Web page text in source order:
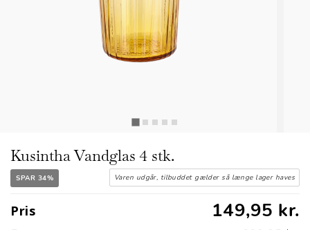
Kusintha Vandglas 4 stk.
SPAR 34% Varen udgår, tilbuddet gælder så længe lager haves
Pris 149,95 kr.